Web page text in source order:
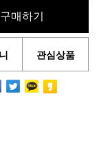
구매하기
관심상품